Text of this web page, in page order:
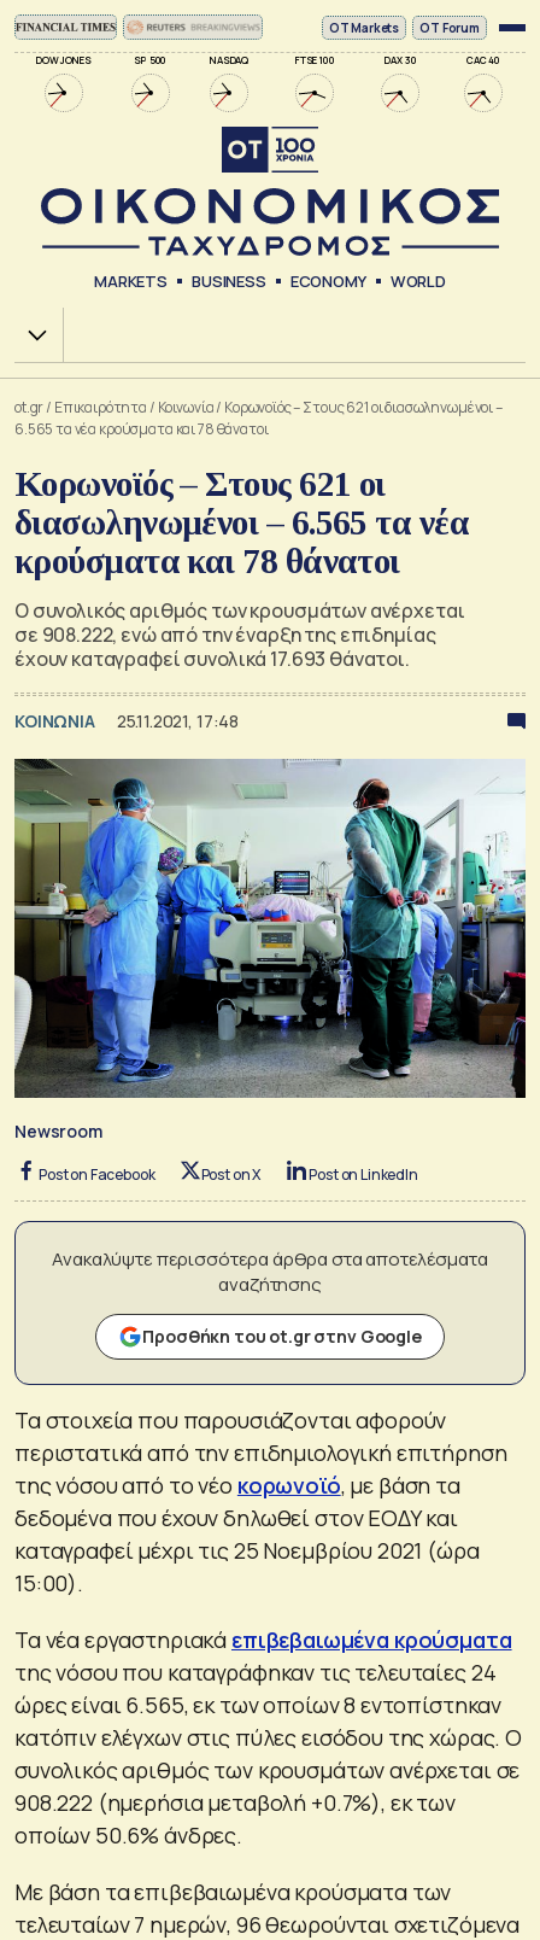
DOW JONES SP 500 NASDAQ FTSE 100 DAX 30 CAC 40
ΟΤ Markets OT Forum
MARKETS BUSINESS ECONOMY WORLD
Χ.Α.
ot.gr/ Επικαιρότητα / Κοινωνία/ Κορωνοϊός – Στους 621 οι διασωληνωμένοι –
6.565 τα νέα κρούσματα και 78 θάνατοι
Κορωνοϊός – Στους 621 οι
διασωληνωμένοι – 6.565 τα νέα
κρούσματα και 78 θάνατοι
Ο συνολικός αριθμός των κρουσμάτων ανέρχεται
σε 908.222, ενώ από την έναρξη της επιδημίας
έχουν καταγραφεί συνολικά 17.693 θάνατοι.
ΚΟΙΝΩΝΙΑ 25.11.2021, 17:48
Newsroom
Post on Facebook Post on X Post on LinkedIn
Ανακαλύψτε περισσότερα άρθρα στα αποτελέσματα
αναζήτησης
Προσθήκη του ot.gr στην Google
Τα στοιχεία που παρουσιάζονται αφορούν
περιστατικά από την επιδημιολογική επιτήρηση
της νόσου από το νέο κορωνοϊό, με βάση τα
δεδομένα που έχουν δηλωθεί στον ΕΟΔΥ και
καταγραφεί μέχρι τις 25 Νοεμβρίου 2021 (ώρα
15:00).
Τα νέα εργαστηριακά επιβεβαιωμένα κρούσματα
της νόσου που καταγράφηκαν τις τελευταίες 24
ώρες είναι 6.565, εκ των οποίων 8 εντοπίστηκαν
κατόπιν ελέγχων στις πύλες εισόδου της χώρας. Ο
συνολικός αριθμός των κρουσμάτων ανέρχεται σε
908.222 (ημερήσια μεταβολή +0.7%), εκ των
οποίων 50.6% άνδρες.
Με βάση τα επιβεβαιωμένα κρούσματα των
τελευταίων 7 ημερών, 96 θεωρούνται σχετιζόμενα